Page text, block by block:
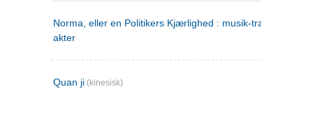
Norma, eller en Politikers Kjærlighed : musik-tragedie i tre
akter
Quan ji (kinesisk)